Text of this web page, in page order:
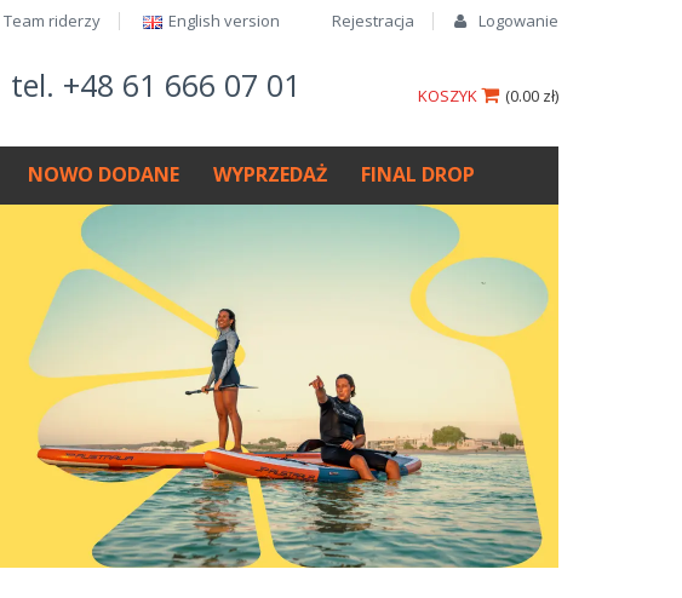
Rejestracja Logowanie
Team riderzy English version​
tel. +48 61 666 07 01 (0.00 zł)
KOSZYK
NOWO DODANE WYPRZEDAŻ FINAL DROP